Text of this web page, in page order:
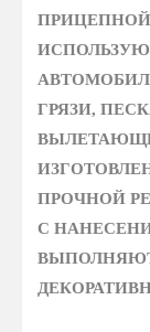
ГРЯЗИ,
ПРОЧНОЙ
С